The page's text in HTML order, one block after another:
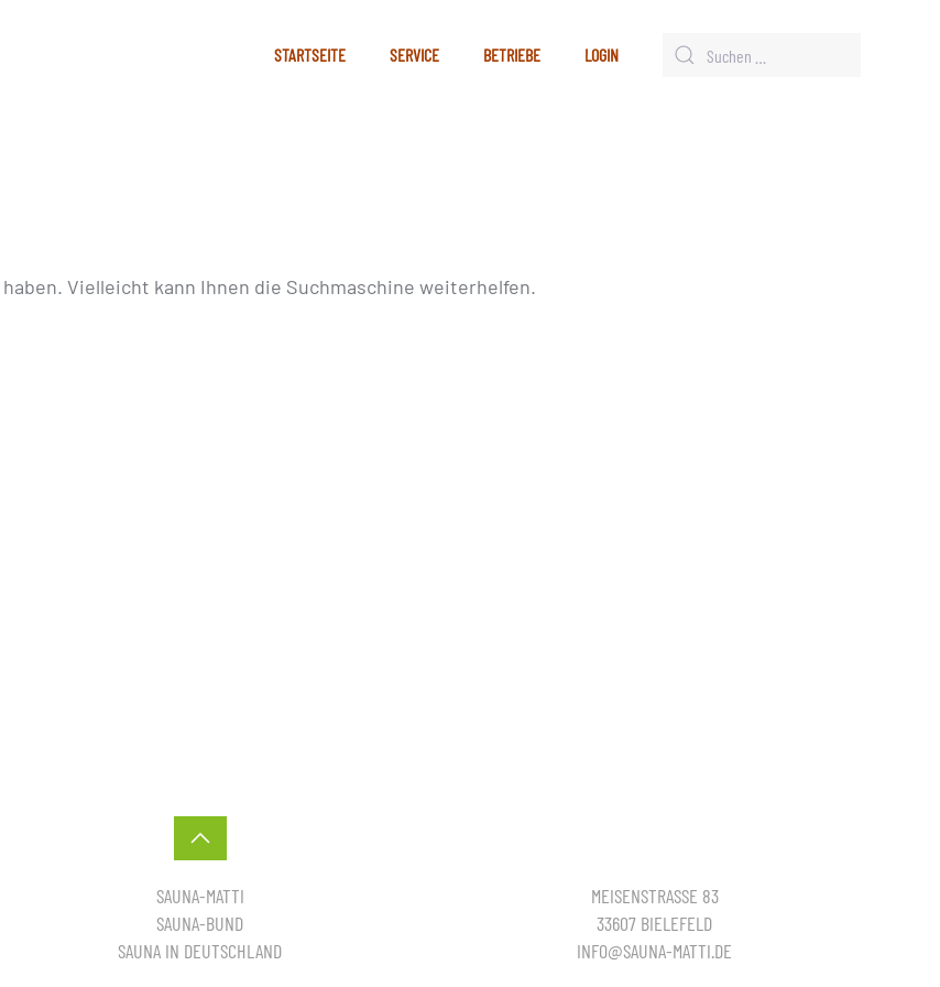
STARTSEITE SERVICE BETRIEBE LOGIN
Vielleicht kann Ihnen die Suchmaschine weiterhelfen.
SAUNA-MATTI
SAUNA-BUND
SAUNA IN DEUTSCHLAND
MEISENSTRASSE 83
33607 BIELEFELD
INFO@SAUNA-MATTI.DE